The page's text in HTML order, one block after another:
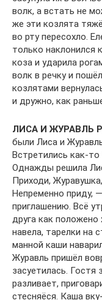
волк, а встать не
же эти козлята
во рту пересохло.
только наклонился
коза и ударила
волк в речку и
козлятами
и дружно, как
ЛИСА И ЖУРАВЛЬ
были Лиса и
Встретились как-
Однажды решила
Приходи,
Непременно приду,
приглашению. Всё
друга как
навела, тарелки на
манной каши
Журавль пришёл
засуетилась. Гостя
разливает,
стесняёся. Каша